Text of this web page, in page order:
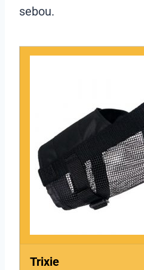
sebou.
Trixie